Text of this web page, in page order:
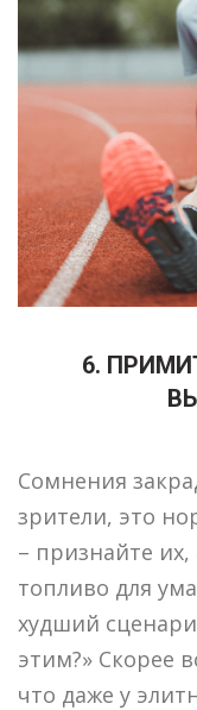
6.
Сомнения
зрители, это
– признайте
топливо для
худший
этим?» Скорее
что даже у